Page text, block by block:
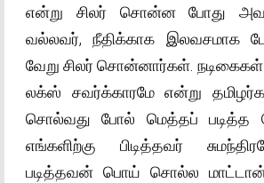
என்று சிலர் சொன்ன போது
வல்லவர், நீதிக்காக இலவசமாக
வேறு சிலர் சொன்னார்கள். நடிகைகள்
லக்ஸ் சவர்க்காரமே என்று
சொல்வது போல் மெத்தப் படித்த
எங்களிற்கு பிடித்தவர்
படித்தவன் பொய் சொல்ல